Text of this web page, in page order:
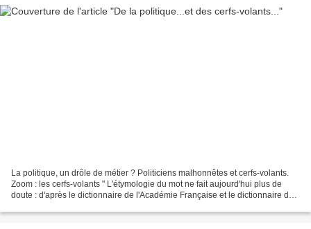
La politique, un drôle de métier ? Politiciens malhonnêtes et cerfs-volants.
Zoom : les cerfs-volants " L'étymologie du mot ne fait aujourd'hui plus de
doute : d'après le dictionnaire de l'Académie Française et le dictionnaire de